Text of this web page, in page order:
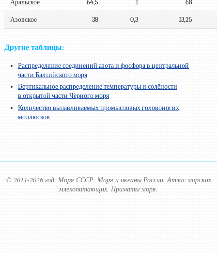
Аральское 64,5 1 68
Азовское 38 0,3 13,25
Другие таблицы:
Распределение соединений азота и фосфора в центральной
части Балтийского моря
Вертикальное распределение температуры и солёности
в открытой части Чёрного моря
Количество вылавливаемых промысловых головоногих
моллюсков
© 2011-2026 год. Моря СССР. Моря и океаны России. Атлас морских
млекопитающих. Приматы моря.